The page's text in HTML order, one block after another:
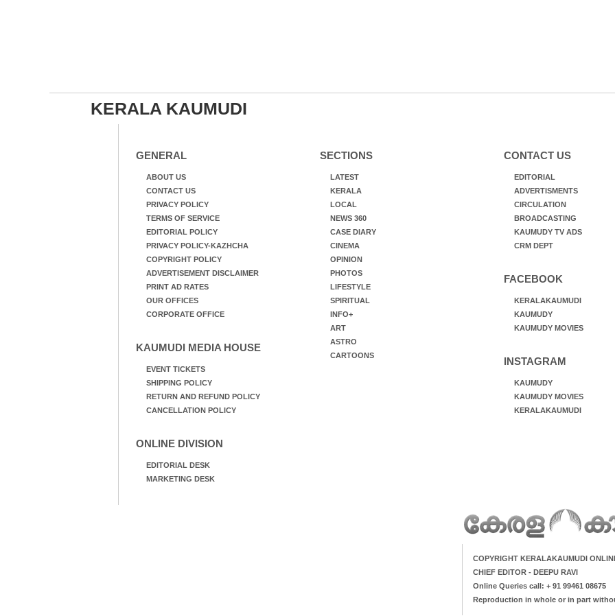
KERALA KAUMUDI
GENERAL
ABOUT US
CONTACT US
PRIVACY POLICY
TERMS OF SERVICE
EDITORIAL POLICY
PRIVACY POLICY-KAZHCHA
COPYRIGHT POLICY
ADVERTISEMENT DISCLAIMER
PRINT AD RATES
OUR OFFICES
CORPORATE OFFICE
KAUMUDI MEDIA HOUSE
EVENT TICKETS
SHIPPING POLICY
RETURN AND REFUND POLICY
CANCELLATION POLICY
ONLINE DIVISION
EDITORIAL DESK
MARKETING DESK
SECTIONS
LATEST
KERALA
LOCAL
NEWS 360
CASE DIARY
CINEMA
OPINION
PHOTOS
LIFESTYLE
SPIRITUAL
INFO+
ART
ASTRO
CARTOONS
CONTACT US
EDITORIAL
ADVERTISMENTS
CIRCULATION
BROADCASTING
KAUMUDY TV ADS
CRM DEPT
FACEBOOK
KERALAKAUMUDI
KAUMUDY
KAUMUDY MOVIES
INSTAGRAM
KAUMUDY
KAUMUDY MOVIES
KERALAKAUMUDI
COPYRIGHT KERALAKAUMUDI
CHIEF EDITOR - DEEPU RAVI
Online Queries call: + 91 99461 08675
Reproduction in whole or in part